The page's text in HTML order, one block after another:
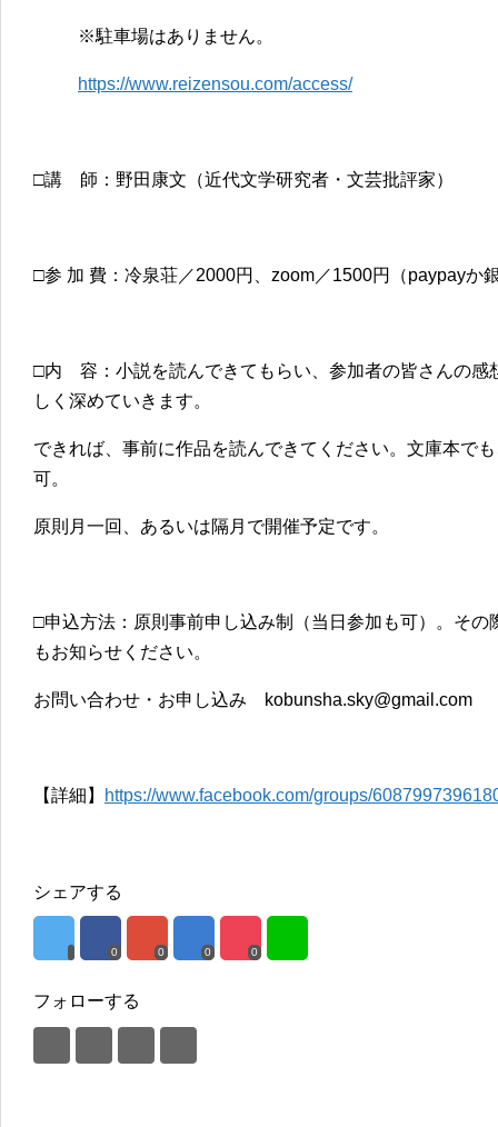
※駐車場はありません。
https://www.reizensou.com/access/
□講 師：野田康文（近代文学研究者・文芸批評家）
□参 加 費：冷泉荘／2000円、zoom／1500円（paypayか
□内 容：小説を読んできてもらい、参加者の皆さんの感
しく深めていきます。
できれば、事前に作品を読んできてください。文庫本で
可。
原則月一回、あるいは隔月で開催予定です。
□申込方法：原則事前申し込み制（当日参加も可）。そ
もお知らせください。
お問い合わせ・お申し込み kobunsha.sky@gmail.com
【詳細】 https://www.facebook.com/groups/
シェアする
0 0 0 0
フォローする